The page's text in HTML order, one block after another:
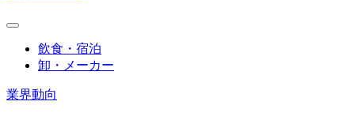
飲食・宿泊
卸・メーカー
業界動向